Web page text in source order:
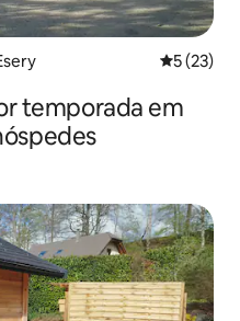
5 de uma
5 (23)
temporada em